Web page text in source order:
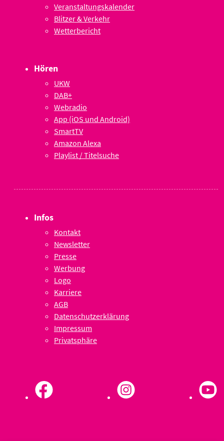
Veranstaltungskalender
Blitzer & Verkehr
Wetterbericht
Hören
UKW
DAB+
Webradio
App (iOS und Android)
SmartTV
Amazon Alexa
Playlist / Titelsuche
Infos
Kontakt
Newsletter
Presse
Werbung
Logo
Karriere
AGB
Datenschutzerklärung
Impressum
Privatsphäre